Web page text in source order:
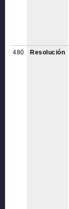
480 Resolución